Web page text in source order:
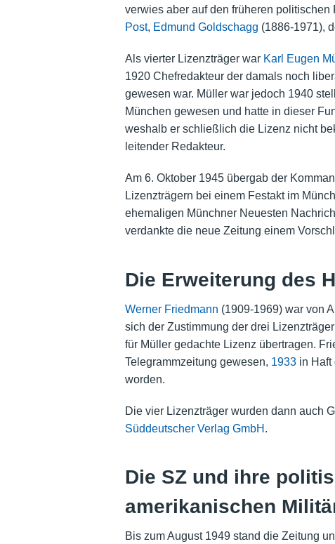
verwies aber auf den früheren
Post, Edmund Goldschagg (1886-1971),
Als vierter Lizenzträger war Karl Eugen
1920 Chefredakteur der damals noch
gewesen war. Müller war jedoch 1940
München gewesen und hatte in dieser
weshalb er schließlich die Lizenz nicht
leitender Redakteur.
Am 6. Oktober 1945 übergab der
Lizenzträgern bei einem Festakt im
ehemaligen Münchner Neuesten
verdankte die neue Zeitung einem
Die Erweiterung des
Werner Friedmann (1909-1969) war von
sich der Zustimmung der drei
für Müller gedachte Lizenz übertragen.
Telegrammzeitung gewesen, 1933in Haft
worden.
Die vier Lizenzträger wurden dann auch
Süddeutscher Verlag GmbH .
Die SZ und ihre
amerikanischen
Bis zum August 1949 stand die Zeitung